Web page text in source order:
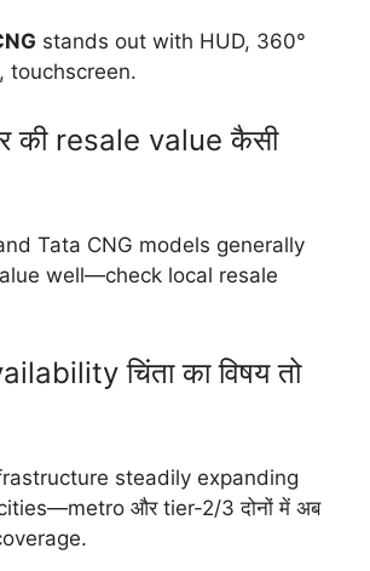
stands out with HUD, 360°
touchscreen.
की resale value कैसी
Tata CNG models generally
well—check local resale
चिंता का विषय तो
steadily expanding
और tier-2/3 दोनों में अब